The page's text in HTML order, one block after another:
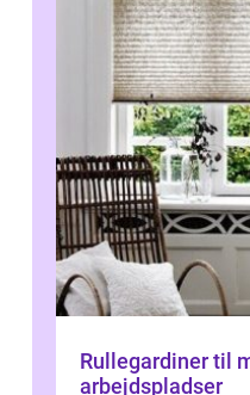
Rullegardiner til
arbejdspladser